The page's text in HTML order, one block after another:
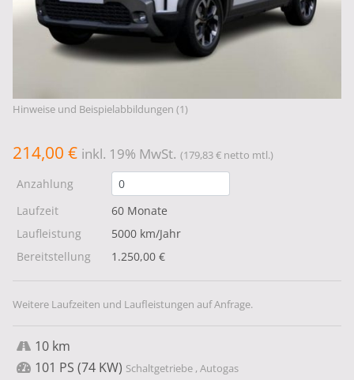
Hinweise und Beispielabbildungen (1)
214,00 € inkl. 19% MwSt. (179,83 € netto mtl.)
Anzahlung
Laufzeit
60 Monate
Laufleistung
5000 km/Jahr
Bereitstellung
1.250,00 €
Weitere Laufzeiten und Laufleistungen auf Anfrage.
10 km
101 PS (74 KW) Schaltgetriebe , Autogas